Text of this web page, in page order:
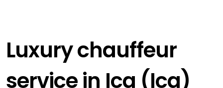
Luxury chauffeur
service in Ica (Ica)